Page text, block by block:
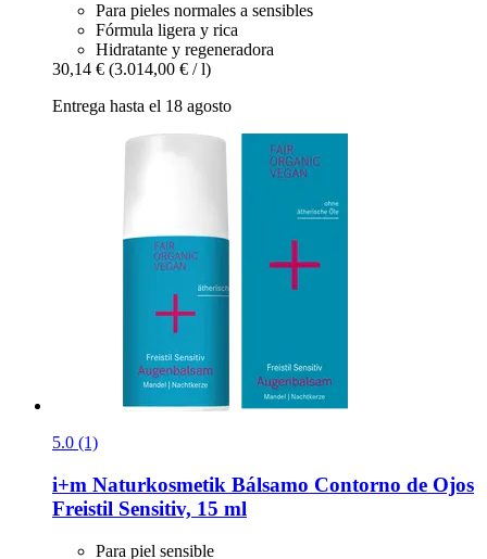
Para pieles normales a sensibles
Fórmula ligera y rica
Hidratante y regeneradora
30,14 € (3.014,00 € / l)
Entrega hasta el 18 agosto
5.0 (1)
i+m Naturkosmetik Bálsamo Contorno de Ojos
Freistil Sensitiv, 15 ml
Para piel sensible